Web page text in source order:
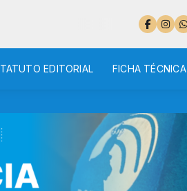
EDITORIAL FICHA TÉCNICA